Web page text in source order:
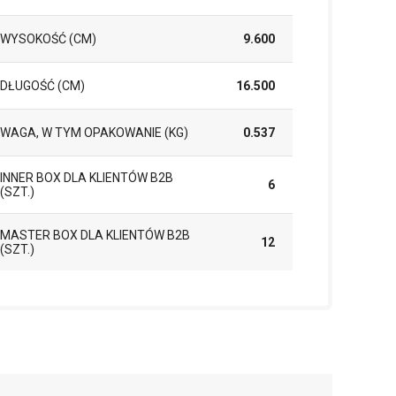
WYSOKOŚĆ (CM) 9.600
DŁUGOŚĆ (CM) 16.500
WAGA, W TYM OPAKOWANIE (KG) 0.537
INNER BOX DLA KLIENTÓW B2B
(SZT.)
6
MASTER BOX DLA KLIENTÓW B2B
(SZT.)
12